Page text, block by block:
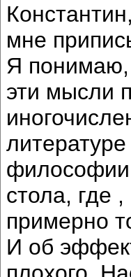
мне
Я понимаю,
эти мысли
философии
стола, где
примерно
И об